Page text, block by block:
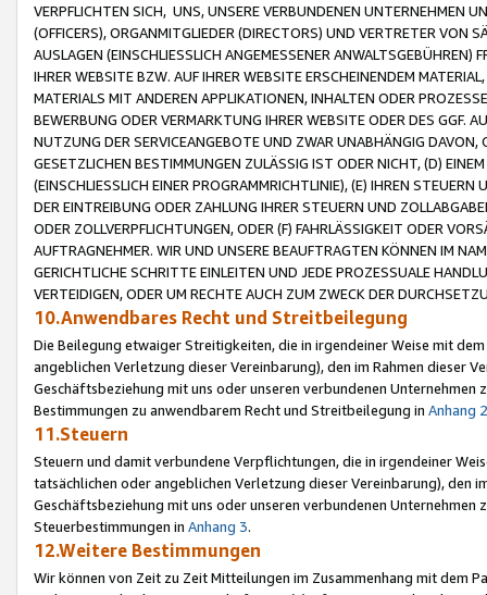
VERPFLICHTEN SICH, UNS, UNSERE VERBUNDENEN UNTERNEHMEN
(OFFICERS), ORGANMITGLIEDER (DIRECTORS) UND VERTRETER VON
AUSLAGEN (EINSCHLIESSLICH ANGEMESSENER
IHRER WEBSITE BZW. AUF IHRER WEBSITE ERSCHEINENDEM
MATERIALS MIT ANDEREN APPLIKATIONEN, INHALTEN ODER
BEWERBUNG ODER VERMARKTUNG IHRER WEBSITE ODER DES GGF.
NUTZUNG DER SERVICEANGEBOTE UND ZWAR UNABHÄNGIG
GESETZLICHEN BESTIMMUNGEN ZULÄSSIG IST ODER NICHT, (D)
(EINSCHLIESSLICH EINER PROGRAMMRICHTLINIE), (E) IHREN
DER EINTREIBUNG ODER ZAHLUNG IHRER STEUERN UND
ODER ZOLLVERPFLICHTUNGEN, ODER (F) FAHRLÄSSIGKEIT ODER
AUFTRAGNEHMER. WIR UND UNSERE BEAUFTRAGTEN KÖNNEN IM
GERICHTLICHE SCHRITTE EINLEITEN UND JEDE PROZESSUALE
VERTEIDIGEN, ODER UM RECHTE AUCH ZUM ZWECK DER
10.Anwendbares Recht und Streitbeilegung
Die Beilegung etwaiger Streitigkeiten, die in irgendeiner Weise mit
angeblichen Verletzung dieser Vereinbarung), den im Rahmen dieser
Geschäftsbeziehung mit uns oder unseren verbundenen
Bestimmungen zu anwendbarem Recht und Streitbeilegung in Anhang 2
11.Steuern
Steuern und damit verbundene Verpflichtungen, die in irgendeiner
tatsächlichen oder angeblichen Verletzung dieser Vereinbarung), den
Geschäftsbeziehung mit uns oder unseren verbundenen
Steuerbestimmungen in Anhang 3.
12.Weitere Bestimmungen
Wir können von Zeit zu Zeit Mitteilungen im Zusammenhang mit dem